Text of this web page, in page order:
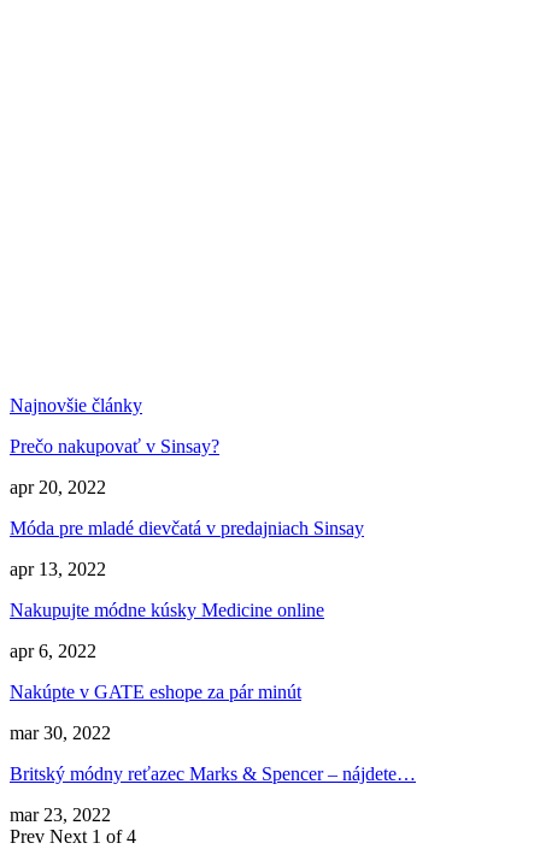
Najnovšie články
Prečo nakupovať v Sinsay?
apr 20, 2022
Móda pre mladé dievčatá v predajniach Sinsay
apr 13, 2022
Nakupujte módne kúsky Medicine online
apr 6, 2022
Nakúpte v GATE eshope za pár minút
mar 30, 2022
Britský módny reťazec Marks & Spencer – nájdete…
mar 23, 2022
Prev Next 1 of 4